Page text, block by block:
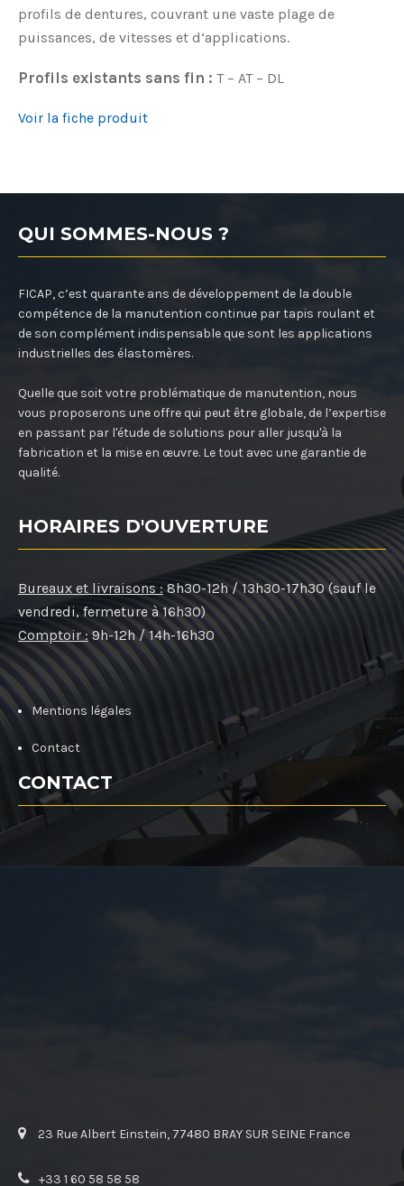
profils de dentures, couvrant une vaste plage de
puissances, de vitesses et d’applications.
Profils existants sans fin : T – AT – DL
Voir la fiche produit
QUI SOMMES-NOUS ?
FICAP, c’est quarante ans de développement de la double
compétence de la manutention continue par tapis roulant et
de son complément indispensable que sont les applications
industrielles des élastomères.
Quelle que soit votre problématique de manutention, nous
vous proposerons une offre qui peut être globale, de l’expertise
en passant par l'étude de solutions pour aller jusqu'à la
fabrication et la mise en œuvre. Le tout avec une garantie de
qualité.
HORAIRES D'OUVERTURE
Bureaux et livraisons : 8h30-12h / 13h30-17h30 (sauf le
vendredi, fermeture à 16h30)
Comptoir : 9h-12h / 14h-16h30
Mentions légales
Contact
CONTACT
23 Rue Albert Einstein, 77480 BRAY SUR SEINE France
+33 1 60 58 58 58